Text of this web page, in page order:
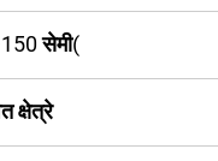
सेमी(
क्षेत्रे